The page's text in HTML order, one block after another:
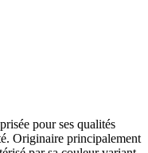
pour ses qualités
. Originaire principalement